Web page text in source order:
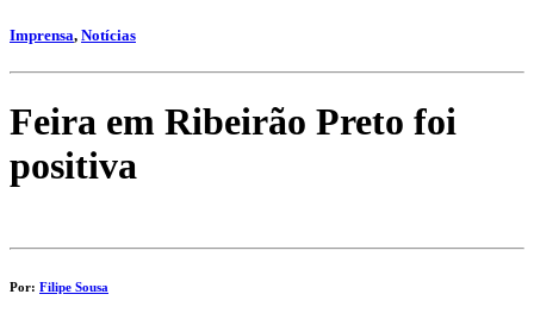
Imprensa, Notícias
Feira em Ribeirão Preto foi
positiva
Por: Filipe Sousa